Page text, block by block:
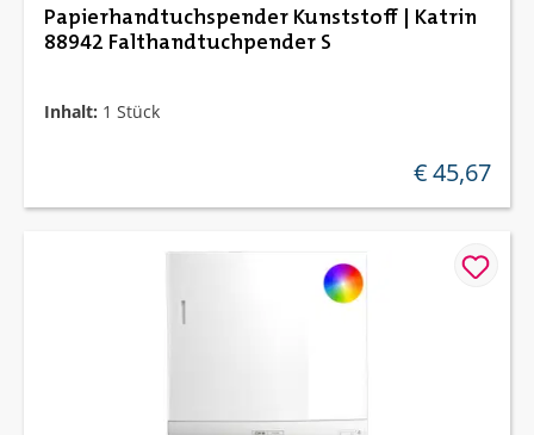
Papierhandtuchspender Kunststoff | Katrin
88942 Falthandtuchpender S
Inhalt: 1 Stück
regulärer
€ 45,67